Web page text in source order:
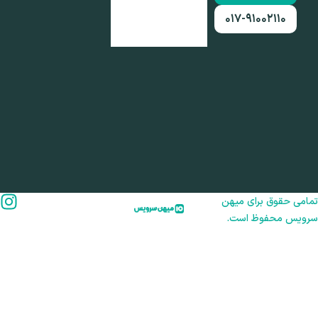
۰۱۷-۹۱۰۰۲۱۱۰
حقوق برای میهن
محفوظ است.